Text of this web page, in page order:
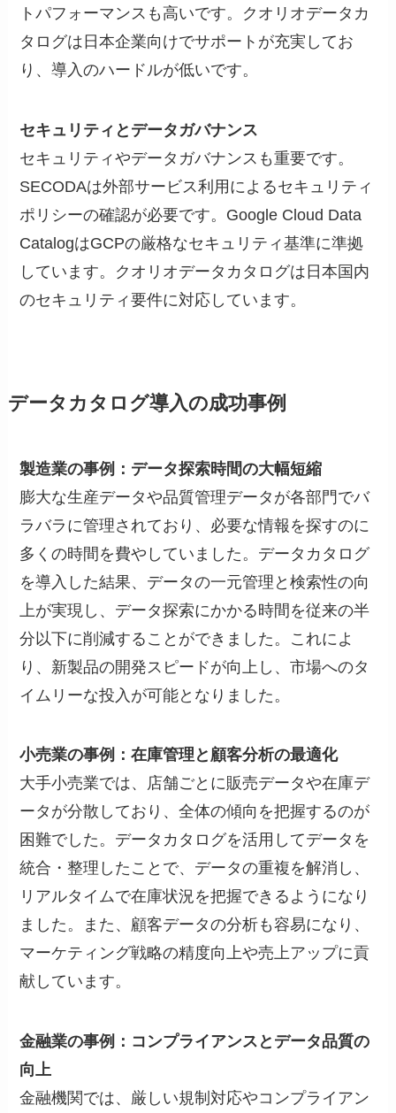
トパフォーマンスも高いです。クオリオデータカ
タログは日本企業向けでサポートが充実してお
り、導入のハードルが低いです。
セキュリティとデータガバナンス
セキュリティやデータガバナンスも重要です。
SECODAは外部サービス利用によるセキュリティ
ポリシーの確認が必要です。Google Cloud Data
CatalogはGCPの厳格なセキュリティ基準に準拠
しています。クオリオデータカタログは日本国内
のセキュリティ要件に対応しています。
データカタログ導入の成功事例
製造業の事例：データ探索時間の大幅短縮
膨大な生産データや品質管理データが各部門でバ
ラバラに管理されており、必要な情報を探すのに
多くの時間を費やしていました。データカタログ
を導入した結果、データの一元管理と検索性の向
上が実現し、データ探索にかかる時間を従来の半
分以下に削減することができました。これによ
り、新製品の開発スピードが向上し、市場へのタ
イムリーな投入が可能となりました。
小売業の事例：在庫管理と顧客分析の最適化
大手小売業では、店舗ごとに販売データや在庫デ
ータが分散しており、全体の傾向を把握するのが
困難でした。データカタログを活用してデータを
統合・整理したことで、データの重複を解消し、
リアルタイムで在庫状況を把握できるようになり
ました。また、顧客データの分析も容易になり、
マーケティング戦略の精度向上や売上アップに貢
献しています。
金融業の事例：コンプライアンスとデータ品質の
向上
金融機関では、厳しい規制対応やコンプライアン